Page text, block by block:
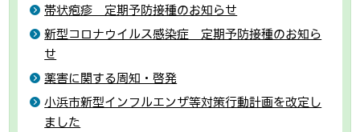
帯状疱疹 定期予防接種のお知らせ
新型コロナウイルス感染症 定期予防接種のお知ら
せ
薬害に関する周知・啓発
小浜市新型インフルエンザ等対策行動計画を改定し
ました